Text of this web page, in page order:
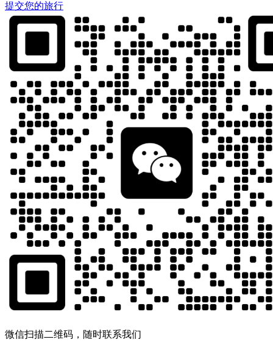
提交您的旅行
微信扫描二维码，随时联系我们